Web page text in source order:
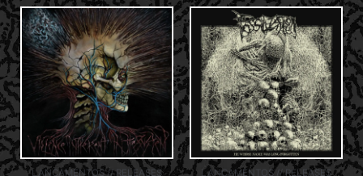
LANÇAMENTOS // RELEASES LANÇAMENTOS // RELEASES